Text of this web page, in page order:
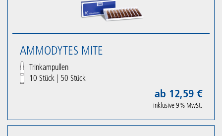
AMMODYTES MITE
Trinkampullen
10 Stück | 50 Stück
ab 12,59 €
inklusive 9% MwSt.